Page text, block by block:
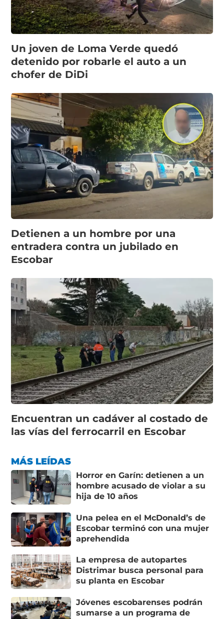
Un joven de Loma Verde quedó
detenido por robarle el auto a un
chofer de DiDi
Detienen a un hombre por una
entradera contra un jubilado en
Escobar
Encuentran un cadáver al costado de
las vías del ferrocarril en Escobar
MÁS LEÍDAS
Horror en Garín: detienen a un
hombre acusado de violar a su
hija de 10 años
Una pelea en el McDonald’s de
Escobar terminó con una mujer
aprehendida
La empresa de autopartes
Distrimar busca personal para
su planta en Escobar
Jóvenes escobarenses podrán
sumarse a un programa de